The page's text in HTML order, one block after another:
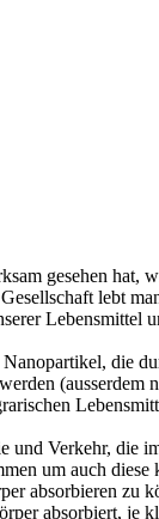
gesehen hat,
lebt
Lebensmittel
die
(ausserdem
und Verkehr, die
um auch diese
absorbieren zu
absorbiert, je